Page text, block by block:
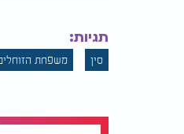
תגיות:
סין משפחת